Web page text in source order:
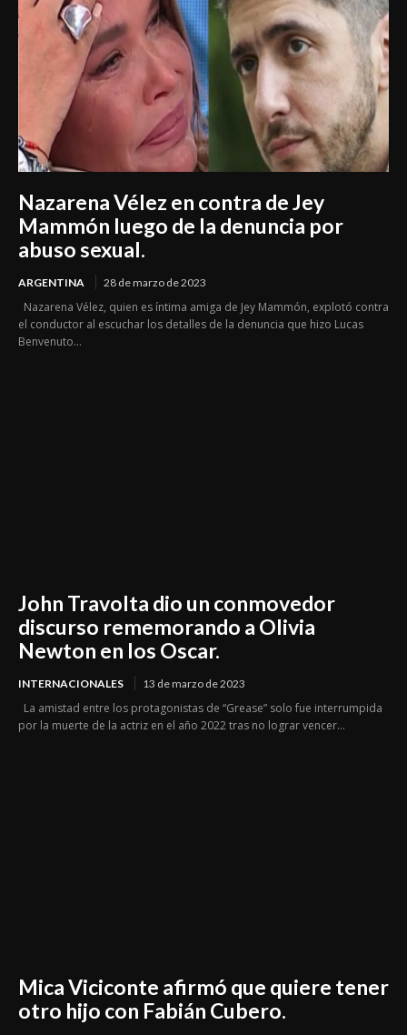
Nazarena Vélez en contra de Jey
Mammón luego de la denuncia por
abuso sexual.
ARGENTINA 28 de marzo de 2023
Nazarena Vélez, quien es íntima amiga de Jey Mammón, explotó contra
el conductor al escuchar los detalles de la denuncia que hizo Lucas
Benvenuto...
John Travolta dio un conmovedor
discurso rememorando a Olivia
Newton en los Oscar.
INTERNACIONALES 13 de marzo de 2023
La amistad entre los protagonistas de “Grease” solo fue interrumpida
por la muerte de la actriz en el año 2022 tras no lograr vencer...
Mica Viciconte afirmó que quiere tener
otro hijo con Fabián Cubero.